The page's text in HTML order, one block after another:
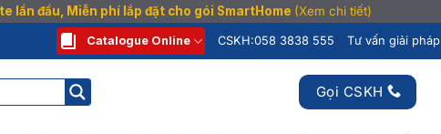
lần đầu, Miễn phí lắp đặt cho gói SmartHome (Xem chi tiết)
Catalogue Online CSKH:058 3838 555 Tư vấn giải pháp
Gọi CSKH